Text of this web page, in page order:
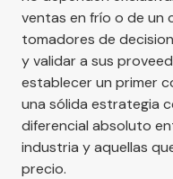
ventas en frío o de un
tomadores de
y validar a sus
establecer un primer
una sólida estrategia
diferencial absoluto
industria y aquellas
precio.